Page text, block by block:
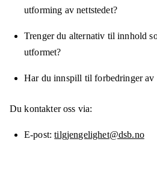
utforming av nettstedet?
Trenger du alternativ til innhold
utformet?
Har du innspill til forbedringer av
Du kontakter oss via:
E-post tilgjengelighet@dsb.no